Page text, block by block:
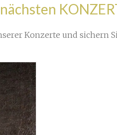
Konzerte und sichern